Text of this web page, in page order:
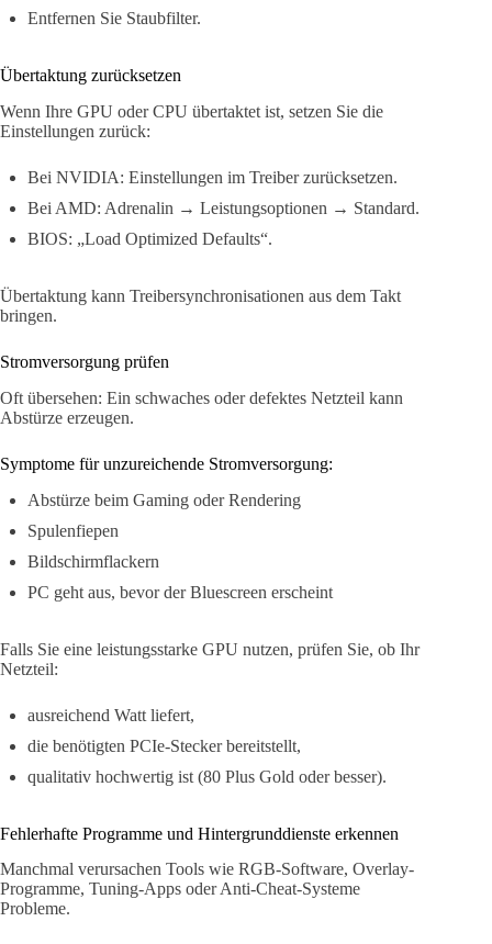
Entfernen Sie Staubfilter.
Übertaktung zurücksetzen
Wenn Ihre GPU oder CPU übertaktet ist, setzen Sie die
Einstellungen zurück:
Bei NVIDIA: Einstellungen im Treiber zurücksetzen.
Bei AMD: Adrenalin → Leistungsoptionen → Standard.
BIOS: „Load Optimized Defaults“.
Übertaktung kann Treibersynchronisationen aus dem Takt
bringen.
Stromversorgung prüfen
Oft übersehen: Ein schwaches oder defektes Netzteil kann
Abstürze erzeugen.
Symptome für unzureichende Stromversorgung:
Abstürze beim Gaming oder Rendering
Spulenfiepen
Bildschirmflackern
PC geht aus, bevor der Bluescreen erscheint
Falls Sie eine leistungsstarke GPU nutzen, prüfen Sie, ob Ihr
Netzteil:
ausreichend Watt liefert,
die benötigten PCIe-Stecker bereitstellt,
qualitativ hochwertig ist (80 Plus Gold oder besser).
Fehlerhafte Programme und Hintergrunddienste erkennen
Manchmal verursachen Tools wie RGB-Software, Overlay-
Programme, Tuning-Apps oder Anti-Cheat-Systeme
Probleme.